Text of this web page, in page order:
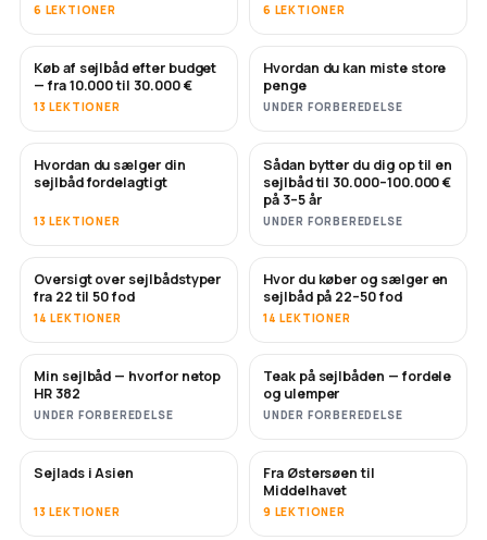
6 LEKTIONER 6 LEKTIONER
SNART
Køb af sejlbåd efter budget
— fra 10.000 til 30.000 €
13 LEKTIONER
SNART
Hvordan du kan miste store
penge
UNDER FORBEREDELSE
NYT
Hvordan du sælger din
sejlbåd fordelagtigt
13 LEKTIONER
NYT
Sådan bytter du dig op til en
sejlbåd til 30.000–100.000 €
på 3–5 år
UNDER FORBEREDELSE
SNART
Oversigt over sejlbådstyper
fra 22 til 50 fod
14 LEKTIONER
SNART
Hvor du køber og sælger en
sejlbåd på 22–50 fod
14 LEKTIONER
SNART
Min sejlbåd — hvorfor netop
HR 382
UNDER FORBEREDELSE
SNART
Teak på sejlbåden — fordele
og ulemper
UNDER FORBEREDELSE
SNART
Sejlads i Asien
13 LEKTIONER
SNART
Fra Østersøen til
Middelhavet
9 LEKTIONER